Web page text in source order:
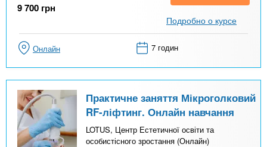
9 700 грн
Подробно о курсе
Онлайн 7 годин
Практичне заняття Мікроголковий
RF-ліфтинг. Онлайн навчання
LOTUS, Центр Естетичної освіти та
особистісного зростання (Онлайн)